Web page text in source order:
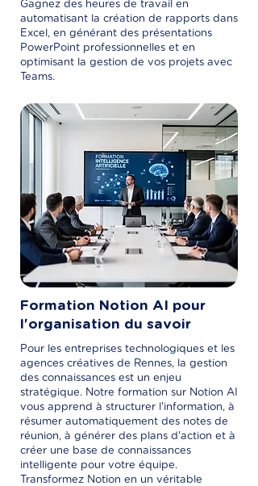
Gagnez des heures de travail en
automatisant la création de rapports dans
Excel, en générant des présentations
PowerPoint professionnelles et en
optimisant la gestion de vos projets avec
Teams.
Formation Notion AI pour
l'organisation du savoir
Pour les entreprises technologiques et les
agences créatives de Rennes, la gestion
des connaissances est un enjeu
stratégique. Notre formation sur Notion AI
vous apprend à structurer l'information, à
résumer automatiquement des notes de
réunion, à générer des plans d'action et à
créer une base de connaissances
intelligente pour votre équipe.
Transformez Notion en un véritable